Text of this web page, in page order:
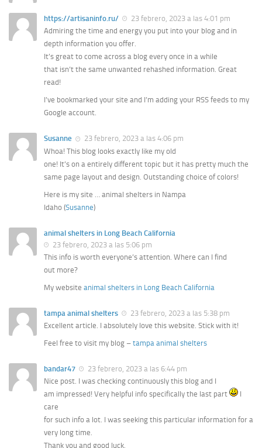
https://artisaninfo.ru/
23 febrero, 2023 a las 4:01 pm
Admiring the time and energy you put into your blog and in
depth information you offer.
It’s great to come across a blog every once in a while
that isn’t the same unwanted rehashed information. Great
read!
I’ve bookmarked your site and I’m adding your RSS feeds to my
Google account.
Susanne
23 febrero, 2023 a las 4:06 pm
Whoa! This blog looks exactly like my old
one! It’s on a entirely different topic but it has pretty much the
same page layout and design. Outstanding choice of colors!
Here is my site … animal shelters in Nampa
Idaho (Susanne)
animal shelters in Long Beach California
23 febrero, 2023 a las 5:06 pm
This info is worth everyone’s attention. Where can I find
out more?
My website animal shelters in Long Beach California
tampa animal shelters
23 febrero, 2023 a las 5:38 pm
Excellent article. I absolutely love this website. Stick with it!
Feel free to visit my blog – tampa animal shelters
bandar47
23 febrero, 2023 a las 6:44 pm
Nice post. I was checking continuously this blog and I
am impressed! Very helpful info specifically the last part
I
care
for such info a lot. I was seeking this particular information for a
very long time.
Thank you and good luck.